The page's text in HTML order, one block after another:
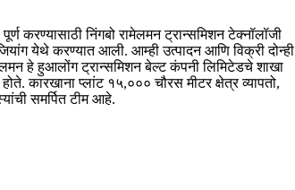
करण्यासाठी निंगबो रामेलमन ट्रान्समिशन टेक्नॉलॉजी
येथे करण्यात आली. आम्ही उत्पादन आणि विक्री दोन्ही
हे हुआलोंग ट्रान्समिशन बेल्ट कंपनी लिमिटेडचे ​​शाखा
कारखाना प्लांट १५,००० चौरस मीटर क्षेत्र व्यापतो,
समर्पित टीम आहे.